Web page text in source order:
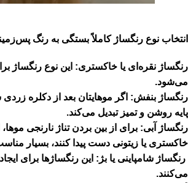
انتخاب نوع رنگساژ کاملاً بستگی به رنگ
رنگساژ نقره‌ای یا خاکستری: این نوع رنگساژ
می‌شود.
رنگساژ بنفش: اگر موهایتان بعد از دکلره
پایه روشن و تمیز تبدیل می‌کند.
رنگساژ آبی: برای از بین بردن تناژ نارنجی
خاکستری یا زیتونی دست پیدا کنند، بسیار
رنگساژ شامپاینی یا بژ: این رنگساژها برای
می‌کنند.